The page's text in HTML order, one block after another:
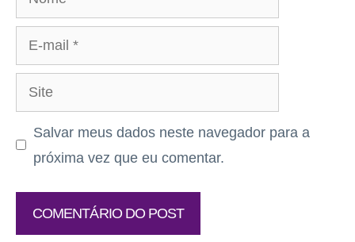
mail
Site
Salvar meus dados neste navegador para a
próxima vez que eu comentar.